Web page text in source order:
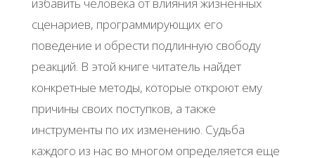
избавить человека от влияния жизненных
сценариев, программирующих его
поведение и обрести подлинную свободу
реакций. В этой книге читатель найдет
конкретные методы, которые откроют ему
причины своих поступков, а также
инструменты по их изменению. Судьба
каждого из нас во многом определяется еще